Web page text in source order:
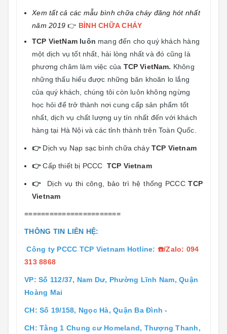
Xem tất cả các mẫu bình chữa cháy đăng hót nhất
năm 2019 👉 BÌNH CHỮA CHÁY
TCP VietNamluôn mang đến cho quý khách hàng
một dịch vụ tốt nhất, hài lòng nhất và đó cũng là
phương châm làm việc của TCP VietNam. Không
những thấu hiểu được những băn khoăn lo lắng
của quý khách, chúng tôi còn luôn không ngừng
học hỏi để trở thành nơi cung cấp sản phẩm tốt
nhất, dịch vụ chất lượng uy tín nhất đến với khách
hàng tại Hà Nội và các tỉnh thành trên Toàn Quốc.
👉 Dịch vụ Nạp sạc bình chữa cháy TCP Vietnam
👉Cấp thiết bị PCCC TCP Vietnam
👉 Dịch vụ thi công, bảo trì hệ thống PCCCTCP
Vietnam
=======================
THÔNG TIN LIÊN HỆ:
Công ty PCCC TCP Vietnam Hotline: ☎️/Zalo: 094
313 8868
VP: Số 112/37, Nam Dư, Phường Lĩnh Nam, Quận
Hoàng Mai
CH: Số 19/158, Ngọc Hà, Quận Ba Đình -
CH: Tằng 1 Chung cư Homeland, Thượng Thanh,